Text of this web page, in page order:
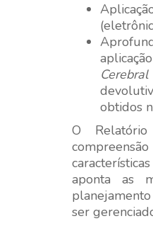
Cerebral
obtidos
O
aponta as
ser